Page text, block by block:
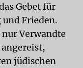
Gebet für
Frieden.
Verwandte
jüdischen